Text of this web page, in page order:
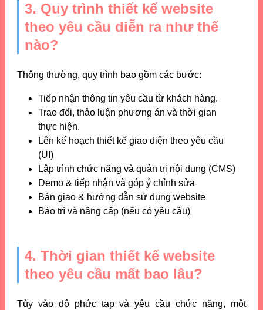
3. Quy trình thiết kế website
theo yêu cầu diễn ra như thế
nào?
Thông thường, quy trình bao gồm các bước:
Tiếp nhận thông tin yêu cầu từ khách hàng.
Trao đổi, thảo luận phương án và thời gian
thực hiện.
Lên kế hoạch thiết kế giao diện theo yêu cầu
(UI)
Lập trình chức năng và quản trị nội dung (CMS)
Demo & tiếp nhận và góp ý chỉnh sửa
Bàn giao & hướng dẫn sử dụng website
Bảo trì và nâng cấp (nếu có yêu cầu)
4. Thời gian thiết kế website
theo yêu cầu mất bao lâu?
Tùy vào độ phức tạp và yêu cầu chức năng, một